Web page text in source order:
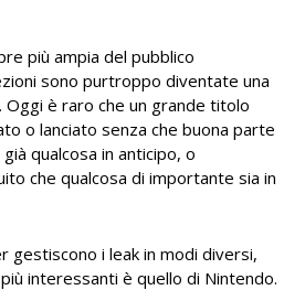
più ampia del pubblico
sono purtroppo diventate una
Oggi è raro che un grande titolo
o lanciato senza che buona parte
qualcosa in anticipo, o
che qualcosa di importante sia in
gestiscono i leak in modi diversi,
interessanti è quello di Nintendo.